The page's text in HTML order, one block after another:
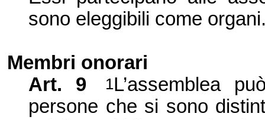
sono eleggibili come
Membri onorari
Art. 9
1L’assemblea
persone che si sono